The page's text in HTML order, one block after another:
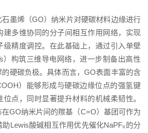
墨烯（GO）纳米片对硬碳材料边缘进行
建多维协同的分子间相互作用网络，实现
级精度调控。在此基础上，通过引入单壁
）构筑三维导电网络，进一步制备出高性
硬碳负极。具体而言，GO表面丰富的含
）能够形成与硬碳边缘位点的强氢键
位点，同时显著提升材料的机械柔韧性。
GO纳米片间的羰基（C=O）基团可作为
Lewis酸碱相互作用优先催化NaPF₆的分